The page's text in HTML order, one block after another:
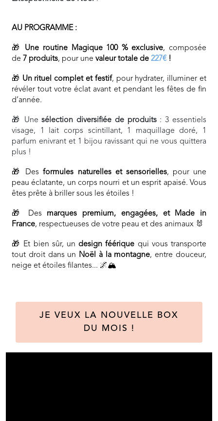
AU PROGRAMME :
🎁 Une routine Magique 100 % exclusive, composée
de 7 produits, pour une valeur totale de 227€!
🎁 Un rituel complet et festif, pour hydrater, illuminer et
révéler tout votre éclat avant et pendant les fêtes de fin
d’année.
🎁 Unesélection diversifiée de produits: 3 essentiels
visage, 1 lait corps scintillant, 1 maquillage doré, 1
parfum enivrant et 1 bijou ravissant qui ne vous quittera
plus !
🎁 Desformules naturelles et sensorielles, pour une
peau éclatante, un corps nourri et un esprit apaisé. Vous
êtes prête à briller sous les étoiles !
🎁 Des marques premium, engagées, et Made in
France, respectueuses de votre peau et des animaux 🐰
🎁 Et bien sûr, un design féérique qui vous transporte
tout droit dans un
Noël à la montagne, entre douceur,
neige et étoiles filantes... 🌌🏔️
JE VEUX LA NOUVELLE BOX
DU MOIS !